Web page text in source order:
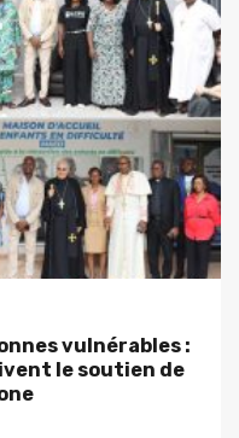
vulnérables :
le soutien de